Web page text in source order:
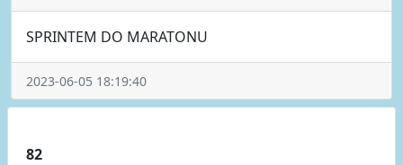
SPRINTEM DO MARATONU
2023-06-05 18:19:40
82